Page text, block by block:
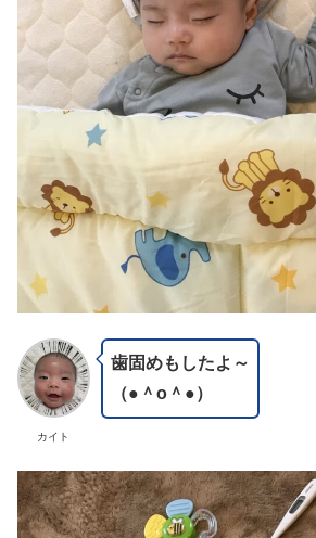
カイト
歯固めもしたよ～
（●＾o＾●）